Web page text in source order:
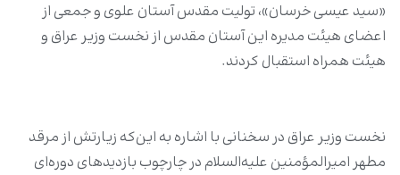
«سید عیسی خرسان»، تولیت مقدس آستان علوی و جمعی از
اعضای هیئت مدیره این آستان مقدس از نخست وزیر عراق و
هیئت همراه استقبال کردند.
نخست وزیر عراق در سخنانی با اشاره به این‌که زیارتش از مرقد
مطهر امیرالمؤمنین علیه‌السلام در چارچوب بازدیدهای دوره‌ای